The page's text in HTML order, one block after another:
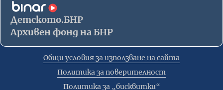
Детското.БНР
Архивен фонд на БНР
Общи условия за използване на сайта
Политика за поверителност
Политика за „бисквитки“